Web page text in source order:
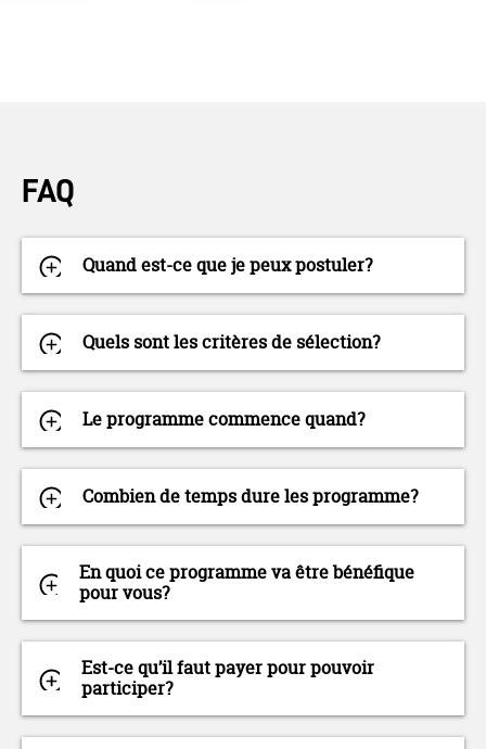
FAQ
Quand est-ce que je peux postuler?
Quels sont les critères de sélection?
Le programme commence quand?
Combien de temps dure les programme?
En quoi ce programme va être bénéfique
pour vous?
Est-ce qu’il faut payer pour pouvoir
participer?